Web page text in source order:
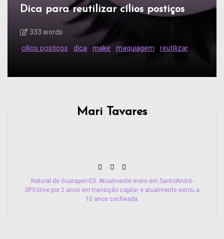
Dica para reutilizar cílios postiços
333 words
cílios postiços dica make maquiagem reutilizar
Mari Tavares
Natural de Guarapari-ES. Atualmente moro em SantoAndré-
SP.Estive por 2 anos em transição capilar e atualmente estou a
10 anos cacheada.